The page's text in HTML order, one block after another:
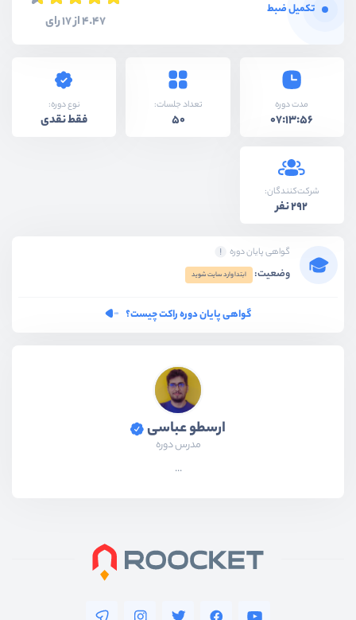
تکمیل ضبط
4.47 از 17 رای
مدت دوره
07:13:56
تعداد جلسات:
50
نوع دوره:
فقط نقدی
شرکت‌کنندگان:
292 نفر
گواهی پایان دوره
وضعیت: ابتدا وارد سایت شوید
گواهی پایان دوره راکت چیست؟
ارسطو عباسی
مدرس دوره
...